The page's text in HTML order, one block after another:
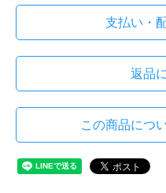
支払い・
返品
この商品につ